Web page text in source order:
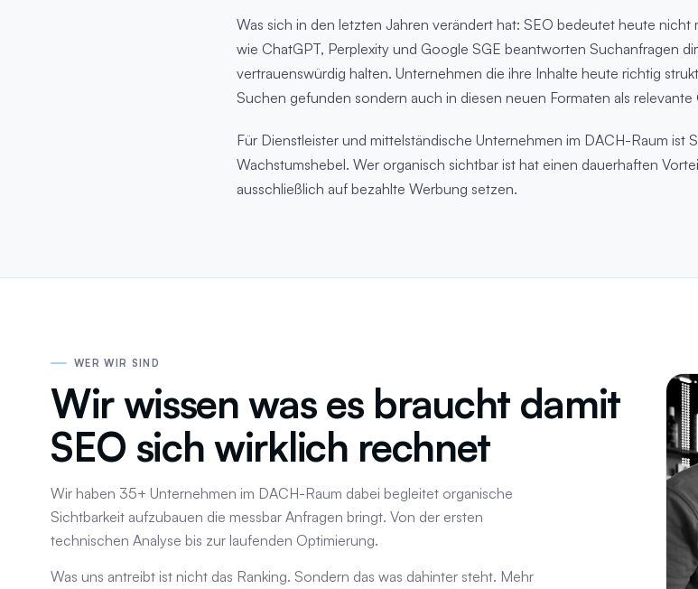
Was sich in den letzten Jahren verändert hat: SEO bedeutet heute
wie ChatGPT, Perplexity und Google SGE beantworten Suchanfragen
vertrauenswürdig halten. Unternehmen die ihre Inhalte heute richtig
Suchen gefunden sondern auch in diesen neuen Formaten als
Für Dienstleister und mittelständische Unternehmen im DACH-Raum ist
Wachstumshebel. Wer organisch sichtbar ist hat einen dauerhaften
ausschließlich auf bezahlte Werbung setzen.
WER WIR SIND
Wir wissen was es braucht damit
SEO sich wirklich rechnet
Wir haben 35+ Unternehmen im DACH-Raum dabei begleitet organische
Sichtbarkeit aufzubauen die messbar Anfragen bringt. Von der ersten
technischen Analyse bis zur laufenden Optimierung.
Was uns antreibt ist nicht das Ranking. Sondern das was dahinter steht. Mehr